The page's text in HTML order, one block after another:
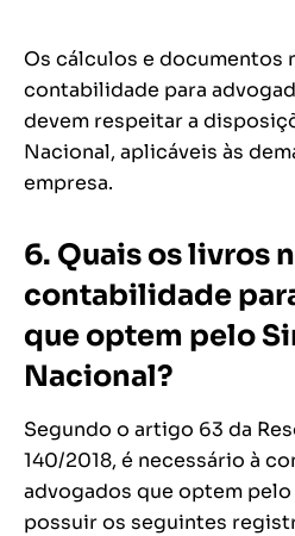
Os cálculos e documentos
contabilidade para
devem respeitar a
Nacional, aplicáveis às
empresa.
6. Quais os livros
contabilidade
que optem pelo
Nacional?
Segundo o artigo 63 da
140/2018, é necessário à
advogados que optem
possuir os seguintes